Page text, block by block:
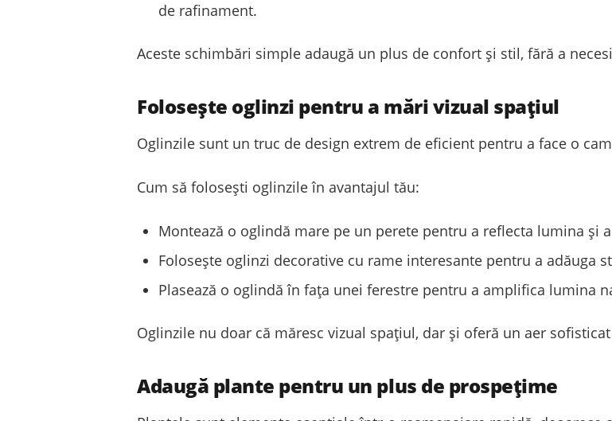
de rafinament.
Aceste schimbări simple adaugă un plus de confort și stil, fără a
Folosește oglinzi pentru a mări vizual spațiul
Oglinzile sunt un truc de design extrem de eficient pentru a face o
Cum să folosești oglinzile în avantajul tău:
Montează o oglindă mare pe un perete pentru a reflecta lumina și
Folosește oglinzi decorative cu rame interesante pentru a adăuga
Plasează o oglindă în fața unei ferestre pentru a amplifica lumina
Oglinzile nu doar că măresc vizual spațiul, dar și oferă un aer
Adaugă plante pentru un plus de prospețime